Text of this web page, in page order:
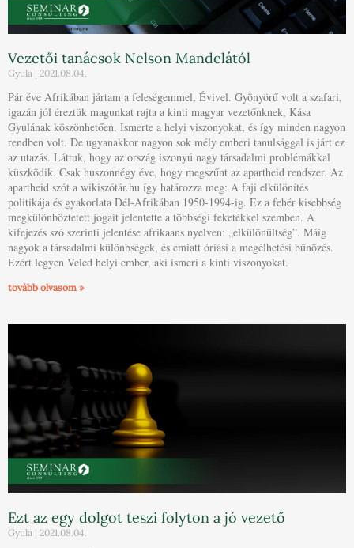
Vezetői tanácsok Nelson Mandelától
Gyula 2021.08.04.
Pár éve Afrikában jártam a feleségemmel, Évivel. Gyönyörű volt a szafari,
igazán jól éreztük magunkat rajta a kinti magyar vezetőnknek, Kása
Gyulának köszönhetően. Ismerte a helyi viszonyokat, és így minden nagyon
rendben volt. De ugyanakkor nagyon sok mély emberi tanulsággal is járt ez
az utazás. Láttuk, hogy az ország iszonyú nagy társadalmi problémákkal
küszködik. Csak huszonnégy éve, hogy megszűnt az apartheid rendszer. Az
apartheid szót a wikiszótár.hu így határozza meg: A faji elkülönítés
politikája és gyakorlata Dél-Afrikában 1950-1994-ig. Ez a fehér kisebbség
megkülönböztetett jogait jelentette a többségi feketékkel szemben. A
kifejezés szó szerinti jelentése afrikaans nyelven: „elkülönültség”. Máig
nagyok a társadalmi különbségek, és emiatt óriási a megélhetési bűnözés.
Ezért legyen Veled helyi ember, aki ismeri a kinti viszonyokat.
tovább olvasom »
Ezt az egy dolgot teszi folyton a jó vezető
Gyula 2021.08.04.